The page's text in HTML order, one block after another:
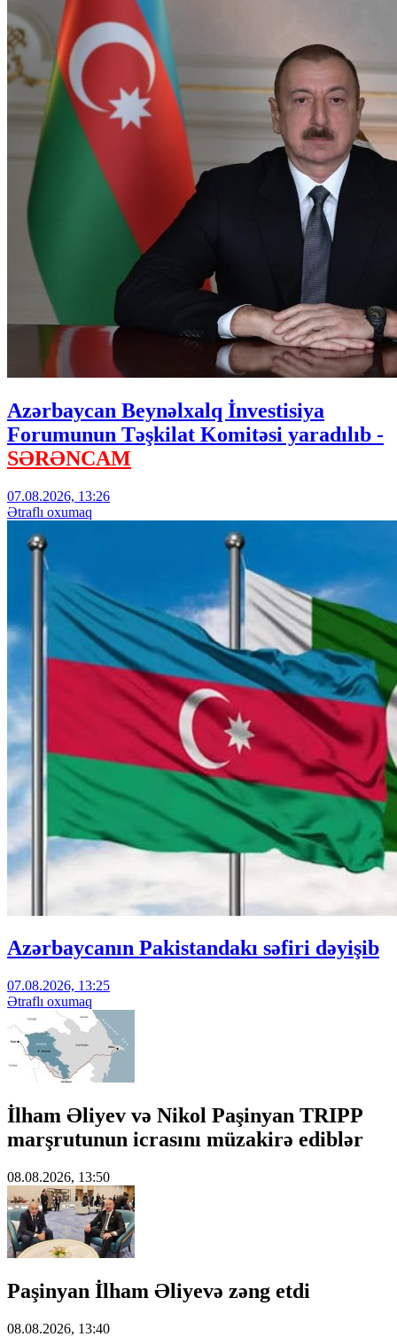
Azərbaycan Beynəlxalq İnvestisiya
Forumunun Təşkilat Komitəsi yaradılıb -
SƏRƏNCAM
07.08.2026, 13:26
Ətraflı oxumaq
Azərbaycanın Pakistandakı səfiri dəyişib
07.08.2026, 13:25
Ətraflı oxumaq
İlham Əliyev və Nikol Paşinyan TRIPP
marşrutunun icrasını müzakirə ediblər
08.08.2026, 13:50
Paşinyan İlham Əliyevə zəng etdi
08.08.2026, 13:40